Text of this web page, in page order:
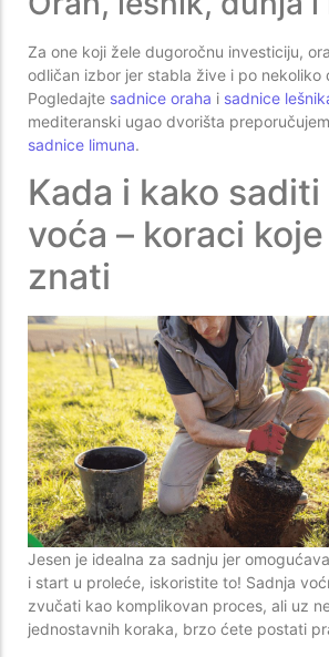
Za one koji žele dugoročnu investiciju,
odličan izbor jer stabla žive i po nekoliko
Pogledajte sadnice oraha i sadnice
mediteranski ugao dvorišta
sadnice limuna.
Kada i kako
voća – koraci
znati
Jesen je idealna za sadnju jer
i start u proleće, iskoristite to! Sadnja
zvučati kao komplikovan proces, ali uz
jednostavnih koraka, brzo ćete postati